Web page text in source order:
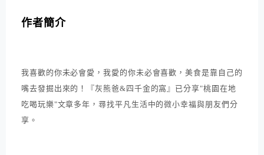
作者簡介
我喜歡的你未必會愛，我愛的你未必會喜歡，美食是靠自己的
嘴去發掘出來的！『灰熊爸&四千金的窩』已分享"桃園在地
吃喝玩樂"文章多年，尋找平凡生活中的微小幸福與朋友們分
享。